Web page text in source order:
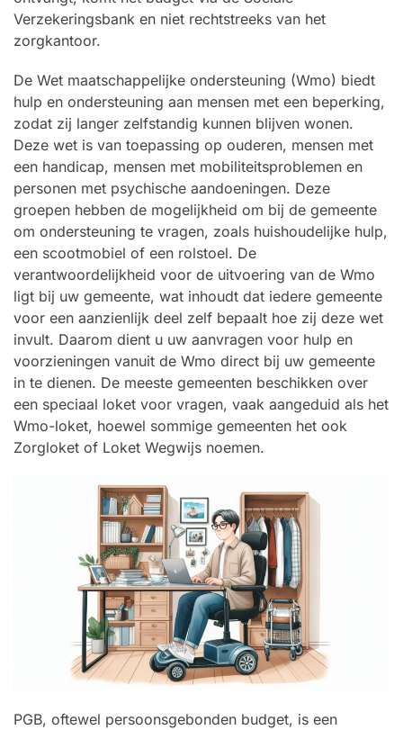
Verzekeringsbank en niet rechtstreeks van het
zorgkantoor.
De Wet maatschappelijke ondersteuning (Wmo) biedt
hulp en ondersteuning aan mensen met een beperking,
zodat zij langer zelfstandig kunnen blijven wonen.
Deze wet is van toepassing op ouderen, mensen met
een handicap, mensen met mobiliteitsproblemen en
personen met psychische aandoeningen. Deze
groepen hebben de mogelijkheid om bij de gemeente
om ondersteuning te vragen, zoals huishoudelijke hulp,
een scootmobiel of een rolstoel. De
verantwoordelijkheid voor de uitvoering van de Wmo
ligt bij uw gemeente, wat inhoudt dat iedere gemeente
voor een aanzienlijk deel zelf bepaalt hoe zij deze wet
invult. Daarom dient u uw aanvragen voor hulp en
voorzieningen vanuit de Wmo direct bij uw gemeente
in te dienen. De meeste gemeenten beschikken over
een speciaal loket voor vragen, vaak aangeduid als het
Wmo-loket, hoewel sommige gemeenten het ook
Zorgloket of Loket Wegwijs noemen.
PGB, oftewel persoonsgebonden budget, is een